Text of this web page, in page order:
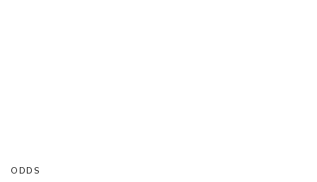
ODDS